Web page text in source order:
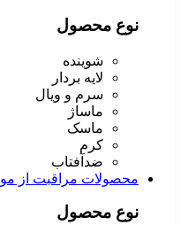
نوع محصول
شوینده
لایه بردار
سرم و ویال
ماساژ
ماسک
کرم
ضدآفتاب
محصولات مراقبت از مو
نوع محصول